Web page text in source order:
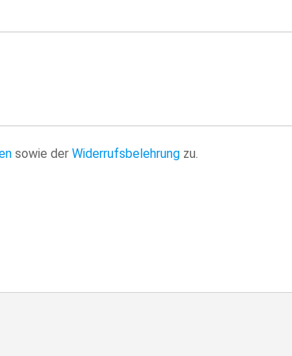
sowie derWiderrufsbelehrung zu.